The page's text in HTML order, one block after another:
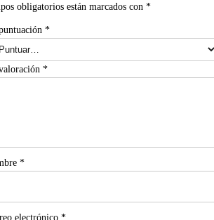
obligatorios están marcados con *
*
*
*
electrónico *